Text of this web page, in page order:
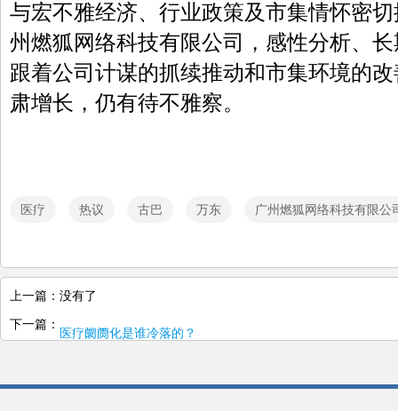
与宏不雅经济、行业政策及市集情怀密
州燃狐网络科技有限公司，感性分析、
跟着公司计谋的抓续推动和市集环境的
肃增长，仍有待不雅察。
医疗 热议 古巴 万东 广州燃狐网络科技有限公
上一篇：没有了
下一篇： 医疗阛阓化是谁冷落的？